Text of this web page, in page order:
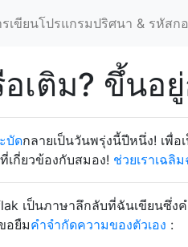
รเขียนโปรแกรมปริศนา & รหัสก
เติม? ขึ้นอ
บัดกลายเป็นวันพรุ่งนี้ปีหนึ่ง! เพื่อ
เกี่ยวข้องกับสมอง! ช่วยเราเฉลิ
เป็นภาษาลึกลับที่ฉันเขียนซึ่ง
อยืมคำจำกัดความของตัวเอง :